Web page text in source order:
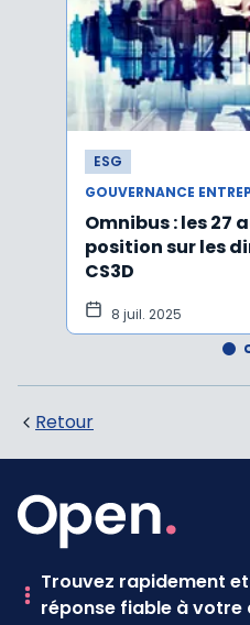
ESG
GOUVERNANCE
Omnibus : les 27
position sur les
CS3D
8 juil. 2025
Retour
Trouvez rapidement
réponse fiable à votre